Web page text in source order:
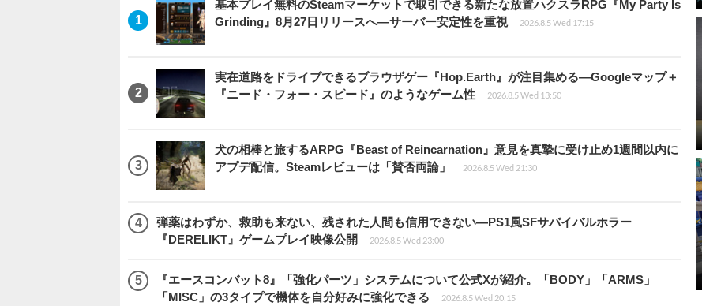
基本プレイ無料のSteamマーケットで取引できる新たな放置ハクスラRPG『My Party Is
Grinding』8月27日リリースへ―サーバー安定性を重視
2026.8.5 Wed 17:15
実在道路をドライブできるブラウザゲー『Hop.Earth』が注目集める―Googleマップ＋
『ニード・フォー・スピード』のようなゲーム性
2026.8.5 Wed 13:50
犬の相棒と旅するARPG『Beast of Reincarnation』意見を真摯に受け止め1週間以内に
アプデ配信。Steamレビューは「賛否両論」
2026.8.5 Wed 21:30
弾薬はわずか、救助も来ない、残された人間も信用できない―PS1風SFサバイバルホラー
『DERELIKT』ゲームプレイ映像公開
2026.8.5 Wed 23:00
『エースコンバット8』「強化パーツ」システムについて公式Xが紹介。「BODY」「ARMS」
「MISC」の3タイプで機体を自分好みに強化できる
2026.8.5 Wed 20:15